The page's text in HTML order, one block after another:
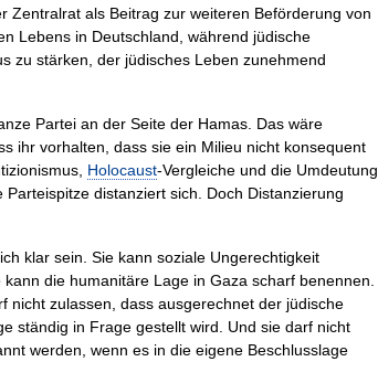
als Beitrag zur weiteren Beförderung von
Lebens in Deutschland, während jüdische
zu stärken, der jüdisches Leben zunehmend
Partei an der Seite der Hamas. Das wäre
ihr vorhalten, dass sie ein Milieu nicht konsequent
Holocaust-Vergleiche und die Umdeutung
distanziert sich. Doch Distanzierung
klar sein. Sie kann soziale Ungerechtigkeit
die humanitäre Lage in Gaza scharf benennen.
nicht zulassen, dass ausgerechnet der jüdische
ständig in Frage gestellt wird. Und sie darf nicht
werden, wenn es in die eigene Beschlusslage